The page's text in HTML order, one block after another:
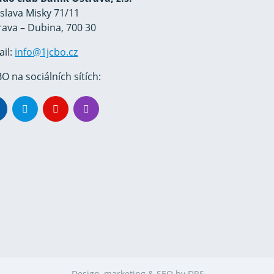
Misky 71/11
– Dubina, 700 30
info@1jcbo.cz
na sociálních sítích: